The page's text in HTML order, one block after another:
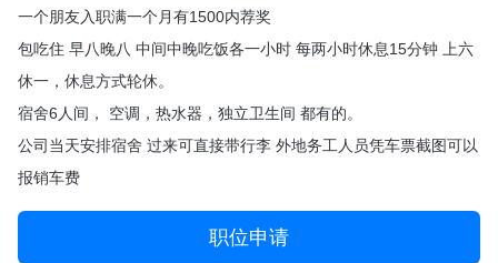
一个朋友入职满一个月有1500内荐奖
包吃住 早八晚八 中间中晚吃饭各一小时 每两小时休息15分钟 上六
休一，休息方式轮休。
宿舍6人间， 空调，热水器，独立卫生间 都有的。
公司当天安排宿舍 过来可直接带行李 外地务工人员凭车票截图可以
报销车费
职位申请